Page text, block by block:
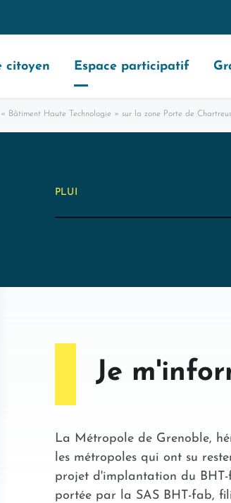
citoyen Espace participatif
Bâtiment Haute Technologie » sur la zone Porte de
PLUI
Je
La Métropole de Grenoble,
les métropoles qui ont su
projet d'implantation du
portée par la SAS BHT-fab,